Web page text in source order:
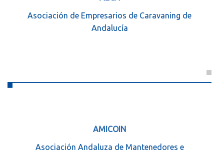
Asociación de Empresarios de Caravaning de
Andalucía
AMICOIN
Asociación Andaluza de Mantenedores e